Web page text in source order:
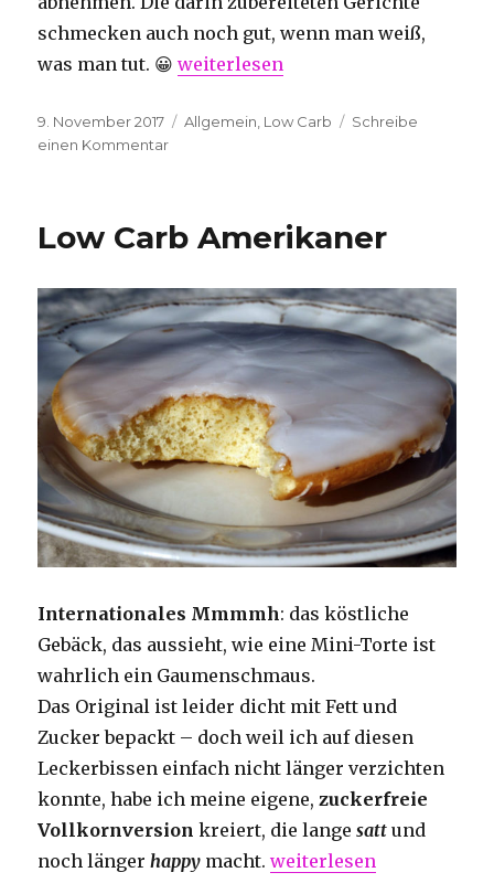
schmecken auch noch gut, wenn man weiß,
was man tut. 😀„Küchenmaschinen für Low Carb
weiterlesen
Veröffentlicht
am
9. November 2017 Kategorien
Allgemein Low Carb
Schreibe
einen Kommentarzu
Carb
Low Carb Amerikaner
Internationales Mmmmh: das köstliche
Gebäck, das aussieht, wie eine Mini-Torte ist
wahrlich ein Gaumenschmaus.
Das Original ist leider dicht mit Fett und
Zucker bepackt – doch weil ich auf diesen
Leckerbissen einfach nicht länger verzichten
konnte, habe ich meine eigene,zuckerfreie
Vollkornversion kreiert, die langesatt und
noch längerhappy macht.„Low Carb Amerikaner“
weiterlesen